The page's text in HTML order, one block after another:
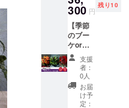
イズ：
H40cm
×W20c
m（目
安） 花
瓶サイ
ズ：
φ10cm
×H20c
m カ
ラー：
リーン
系 4、
デザイ
ナーに
おまか
せ ※送
料込み
のお値
段で
す。 ※
は上質
なポリ
カーボ
ネート
素材を
使用し
てお
り、ガ
ラスよ
りもバ
しま
す。
（沖
縄・離
島には
お届け
できま
せん）
素材に
もこだ
わり、
あふれ
る自然
の美し
さを活
かすよ
う最高
の配色
とバラ
ンスを
追求し
て完成
300 円
残り10
【季節
のブー
ケorア
レンジ
メント
（M×3
回）】
2,700円
お得！
支援
者：
0人
お届
け予
定：